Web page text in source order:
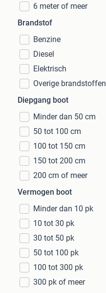
6 meter of meer
Brandstof
Benzine
Diesel
Elektrisch
Overige brandstoffen
Diepgang boot
Minder dan 50 cm
50 tot 100 cm
100 tot 150 cm
150 tot 200 cm
200 cm of meer
Vermogen boot
Minder dan 10 pk
10 tot 30 pk
30 tot 50 pk
50 tot 100 pk
100 tot 300 pk
300 pk of meer